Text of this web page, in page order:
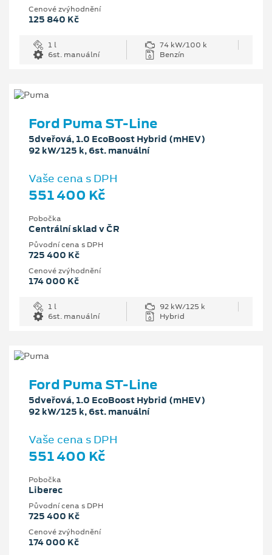
Cenové zvýhodnění
125 840 Kč
1 l
74 kW/100 k
6st. manuální
Benzín
Ford Puma ST-Line
5dveřová, 1.0 EcoBoost Hybrid (mHEV)
92 kW/125 k, 6st. manuální
Vaše cena s DPH
551 400 Kč
Pobočka
Centrální sklad v ČR
Původní cena s DPH
725 400 Kč
Cenové zvýhodnění
174 000 Kč
1 l
92 kW/125 k
6st. manuální
Hybrid
Ford Puma ST-Line
5dveřová, 1.0 EcoBoost Hybrid (mHEV)
92 kW/125 k, 6st. manuální
Vaše cena s DPH
551 400 Kč
Pobočka
Liberec
Původní cena s DPH
725 400 Kč
Cenové zvýhodnění
174 000 Kč